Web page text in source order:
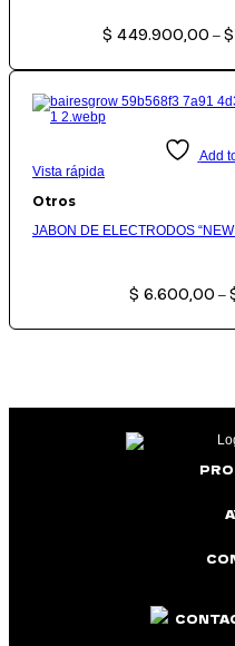
$ 449.900,00 – $
Add
Vista rápida
Otros
JABON DE ELECTRODOS “NEW
$ 6.600,00 –